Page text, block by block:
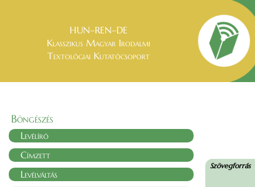
HUN–REN–DE
Klasszikus Magyar Irodalmi
Textológiai Kutatócsoport
Böngészés
Levélíró
Címzett
Levélváltás
Szövegforrás